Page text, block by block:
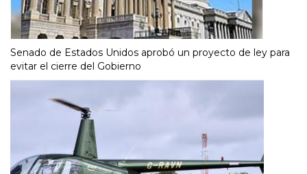
Senado de Estados Unidos aprobó un proyecto de ley para
evitar el cierre del Gobierno